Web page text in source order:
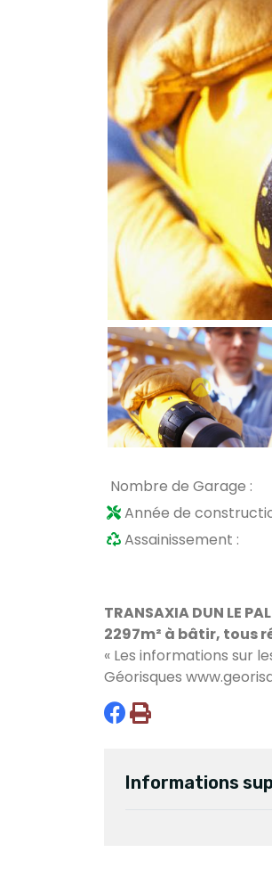
Nombre de Garage :
Année de
Assainissement :
TRANSAXIA DUN LE
2297m² à bâtir, tous
« Les informations sur
Géorisques
Informations